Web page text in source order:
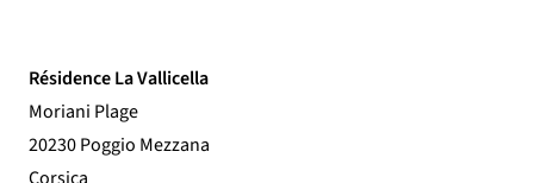
Résidence La Vallicella
Moriani Plage
20230 Poggio Mezzana